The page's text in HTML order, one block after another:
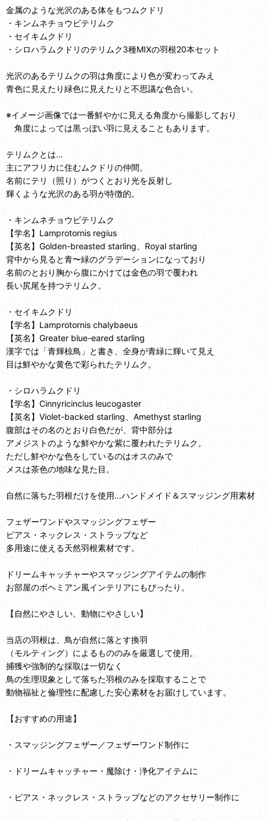
金属のような光沢のある体をもつムクドリ
・キンムネチョウビテリムク
・セイキムクドリ
・シロハラムクドリのテリムク3種MIXの羽根20本セット
光沢のあるテリムクの羽は角度により色が変わってみえ
青色に見えたり緑色に見えたりと不思議な色合い。
※イメージ画像では一番鮮やかに見える角度から撮影しており
角度によっては黒っぽい羽に見えることもあります。
テリムクとは…
主にアフリカに住むムクドリの仲間。
名前にテリ（照り）がつくとおり光を反射し
輝くような光沢のある羽が特徴的。
・キンムネチョウビテリムク
【学名】Lamprotornis regius
【英名】Golden-breasted starling、Royal starling
背中から見ると青〜緑のグラデーションになっており
名前のとおり胸から腹にかけては金色の羽で覆われ
長い尻尾を持つテリムク。
・セイキムクドリ
【学名】Lamprotornis chalybaeus
【英名】Greater blue-eared starling
漢字では「青輝椋鳥」と書き、全身が青緑に輝いて見え
目は鮮やかな黄色で彩られたテリムク。
・シロハラムクドリ
【学名】Cinnyricinclus leucogaster
【英名】Violet-backed starling、Amethyst starling
腹部はその名のとおり白色だが、背中部分は
アメジストのような鮮やかな紫に覆われたテリムク。
ただし鮮やかな色をしているのはオスのみで
メスは茶色の地味な見た目。
自然に落ちた羽根だけを使用…ハンドメイド＆スマッジング用素材
フェザーワンドやスマッジングフェザー
ピアス・ネックレス・ストラップなど
多用途に使える天然羽根素材です。
ドリームキャッチャーやスマッジングアイテムの制作
お部屋のボヘミアン風インテリアにもぴったり。
【自然にやさしい、動物にやさしい】
当店の羽根は、鳥が自然に落とす換羽
（モルティング）によるもののみを厳選して使用。
捕獲や強制的な採取は一切なく
鳥の生理現象として落ちた羽根のみを採取することで
動物福祉と倫理性に配慮した安心素材をお届けしています。
【おすすめの用途】
・スマッジングフェザー／フェザーワンド制作に
・ドリームキャッチャー・魔除け・浄化アイテムに
・ピアス・ネックレス・ストラップなどのアクセサリー制作に